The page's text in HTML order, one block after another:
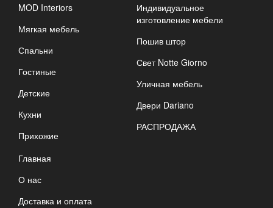
MOD Interiors
Мягкая мебель
Спальни
Гостиные
Детские
Кухни
Прихожие
Индивидуальное
изготовление мебели
Пошив штор
Свет Notte Giorno
Уличная мебель
Двери Dariano
РАСПРОДАЖА
Главная
О нас
Доставка и оплата